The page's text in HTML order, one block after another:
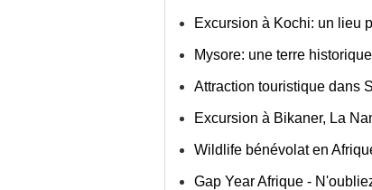
Excursion à Kochi: un lieu
Mysore: une terre
Attraction touristique dans
Excursion à Bikaner, La
Wildlife bénévolat en
Gap Year Afrique -